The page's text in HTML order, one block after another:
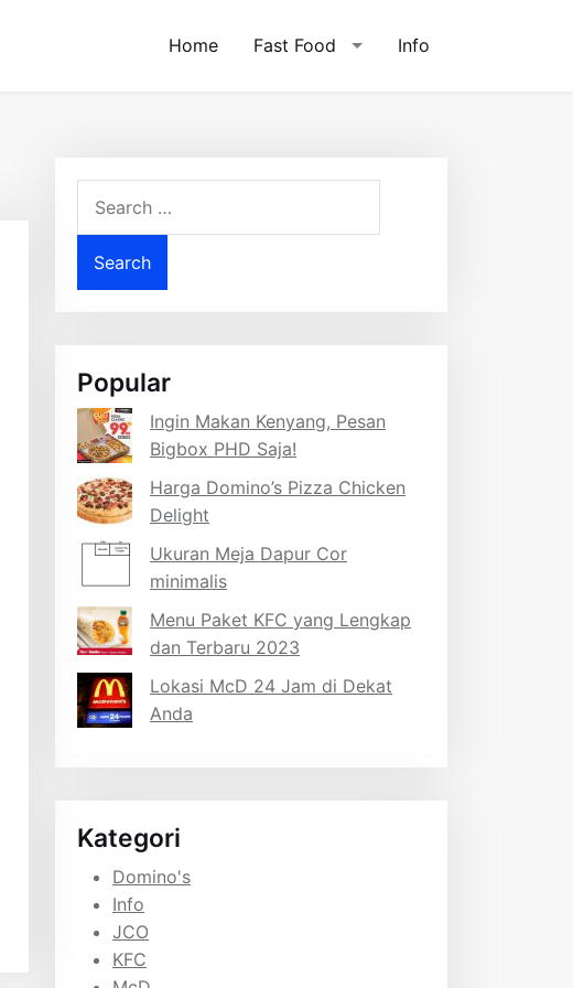
Home Fast Food Info
for:
Popular
Ingin Makan Kenyang, Pesan
Bigbox PHD Saja!
Harga Domino’s Pizza Chicken
Delight
Ukuran Meja Dapur Cor
minimalis
Menu Paket KFC yang Lengkap
dan Terbaru 2023
Lokasi McD 24 Jam di Dekat
Anda
Kategori
Domino's
Info
JCO
KFC